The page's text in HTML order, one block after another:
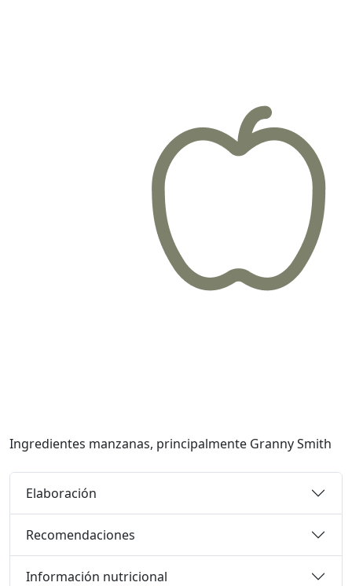
Ingredientes manzanas, principalmente Granny Smith
Elaboración
Recomendaciones
Información nutricional